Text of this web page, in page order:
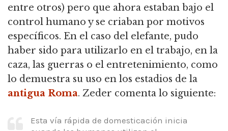
entre otros) pero que ahora estaban bajo el
control humano y se criaban por motivos
específicos. En el caso del elefante, pudo
haber sido para utilizarlo en el trabajo, en la
caza, las guerras o el entretenimiento, como
lo demuestra su uso en los estadios de la
antigua Roma. Zeder comenta lo siguiente:
Esta vía rápida de domesticación inicia